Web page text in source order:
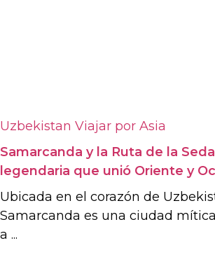
Uzbekistan Viajar por Asia
Samarcanda y la Ruta de la
legendaria que unió Oriente y
Ubicada en el corazón de
Samarcanda es una ciudad
a ...